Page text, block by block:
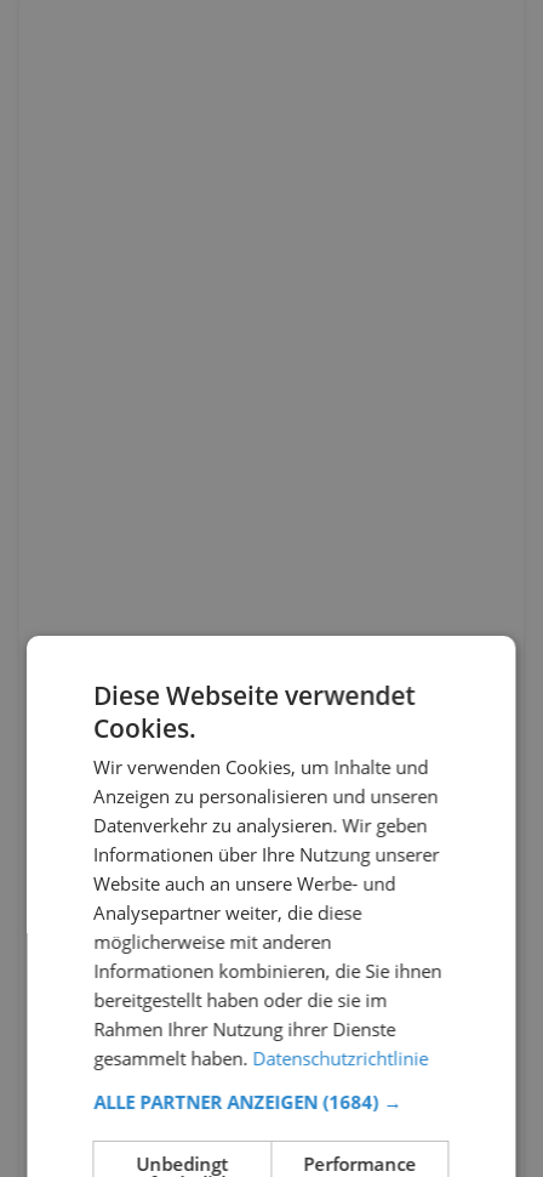
Diese Webseite verwendet
Cookies.
Wir verwenden Cookies, um Inhalte und
Anzeigen zu personalisieren und unseren
Datenverkehr zu analysieren. Wir geben
Informationen über Ihre Nutzung unserer
Website auch an unsere Werbe- und
Analysepartner weiter, die diese
möglicherweise mit anderen
Informationen kombinieren, die Sie ihnen
bereitgestellt haben oder die sie im
Rahmen Ihrer Nutzung ihrer Dienste
gesammelt haben. Datenschutzrichtlinie
ALLE PARTNER ANZEIGEN (1684) →
Unbedingt
Performance